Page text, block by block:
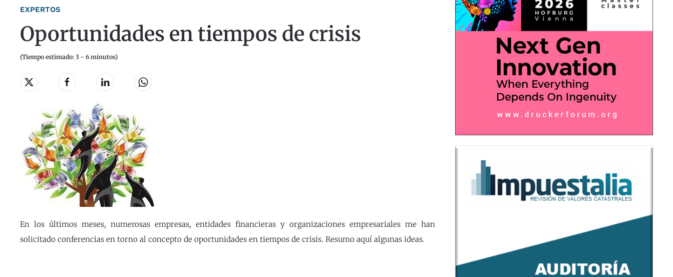
EXPERTOS
Oportunidades en tiempos de crisis
(Tiempo estimado: 3 - 6 minutos)
En los últimos meses, numerosas empresas, entidades financieras y organizaciones empresariales me han
solicitado conferencias en torno al concepto de oportunidades en tiempos de crisis. Resumo aquí algunas ideas.